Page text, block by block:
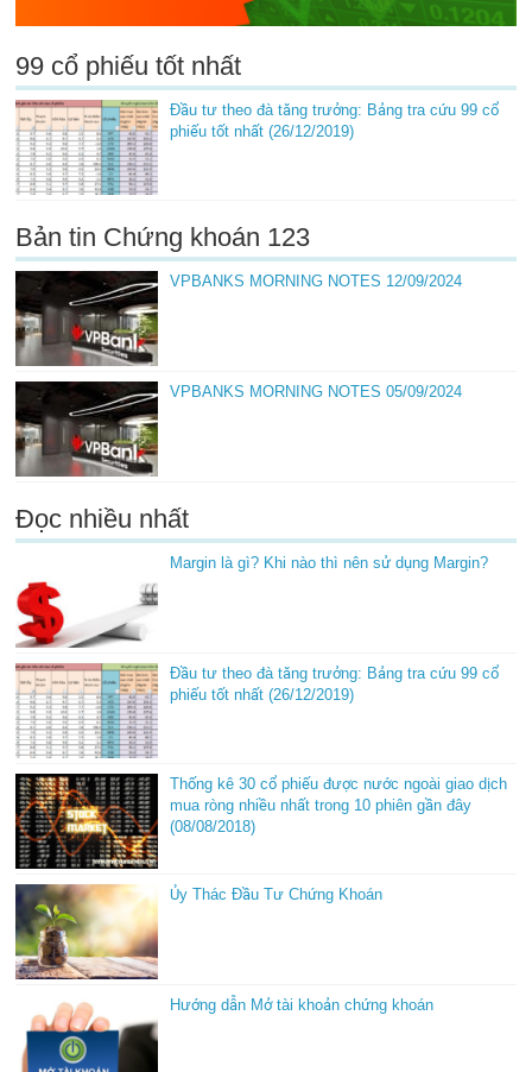
99 cổ phiếu tốt nhất
Đầu tư theo đà tăng trưởng: Bảng tra cứu 99 cổ
phiếu tốt nhất (26/12/2019)
Bản tin Chứng khoán 123
VPBANKS MORNING NOTES 12/09/2024
VPBANKS MORNING NOTES 05/09/2024
Đọc nhiều nhất
Margin là gì? Khi nào thì nên sử dụng Margin?
Đầu tư theo đà tăng trưởng: Bảng tra cứu 99 cổ
phiếu tốt nhất (26/12/2019)
Thống kê 30 cổ phiếu được nước ngoài giao dịch
mua ròng nhiều nhất trong 10 phiên gần đây
(08/08/2018)
Ủy Thác Đầu Tư Chứng Khoán
Hướng dẫn Mở tài khoản chứng khoán